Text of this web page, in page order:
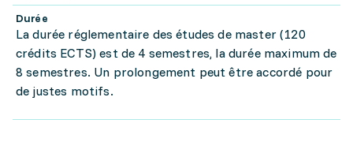
Durée
La durée réglementaire des études de master (120
crédits ECTS) est de 4 semestres, la durée maximum de
8 semestres. Un prolongement peut être accordé pour
de justes motifs.